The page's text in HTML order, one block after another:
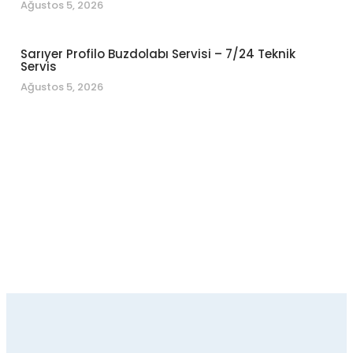
Ağustos 5, 2026
Sarıyer Profilo Buzdolabı Servisi – 7/24 Teknik
Servis
Ağustos 5, 2026